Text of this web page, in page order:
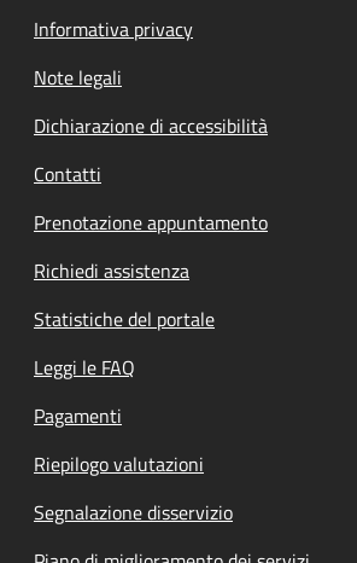
Informativa privacy
Note legali
Dichiarazione di accessibilità
Contatti
Prenotazione appuntamento
Richiedi assistenza
Statistiche del portale
Leggi le FAQ
Pagamenti
Riepilogo valutazioni
Segnalazione disservizio